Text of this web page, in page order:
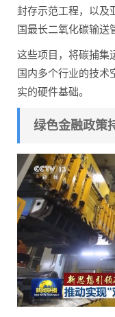
封存示范工程，以及
国最长二氧化碳输送
这些项目，将碳捕集
国内多个行业的技术
实的硬件基础。
绿色金融政策